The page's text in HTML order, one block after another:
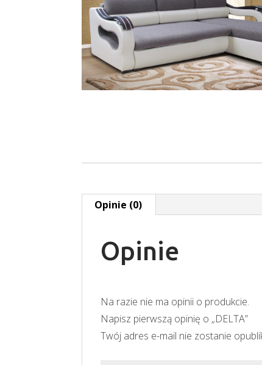
Opinie (0)
Opinie
Na razie nie ma opinii o produkcie.
Napisz pierwszą opinię o „DELTA”
Twój adres e-mail nie zostanie